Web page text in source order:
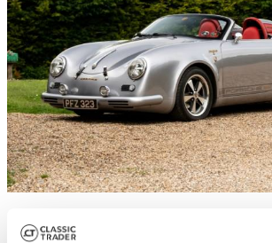
2018 | Iconic Autobody 386 Speedster